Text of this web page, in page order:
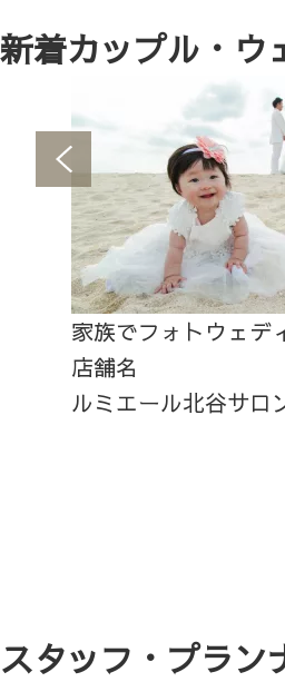
新着カップル・ウ
家族でフォトウェデ
店舗名
ルミエール北谷サロ
スタッフ・プラン